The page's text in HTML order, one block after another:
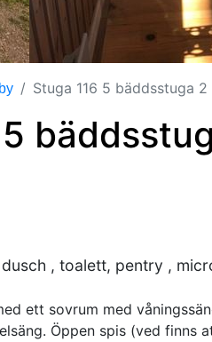
Stuga 116 5 bäddsstuga 2
, toalett, pentry ,
ett sovrum med
Öppen spis (ved finns